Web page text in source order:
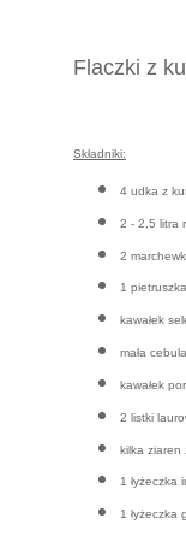
Flaczki z
Składniki:
4 udka z
2 - 2,5 litra
2
1 pietruszka
kawałek
mała cebula
kawałek
2 listki
kilka ziaren
1 łyżeczka
1 łyżeczka